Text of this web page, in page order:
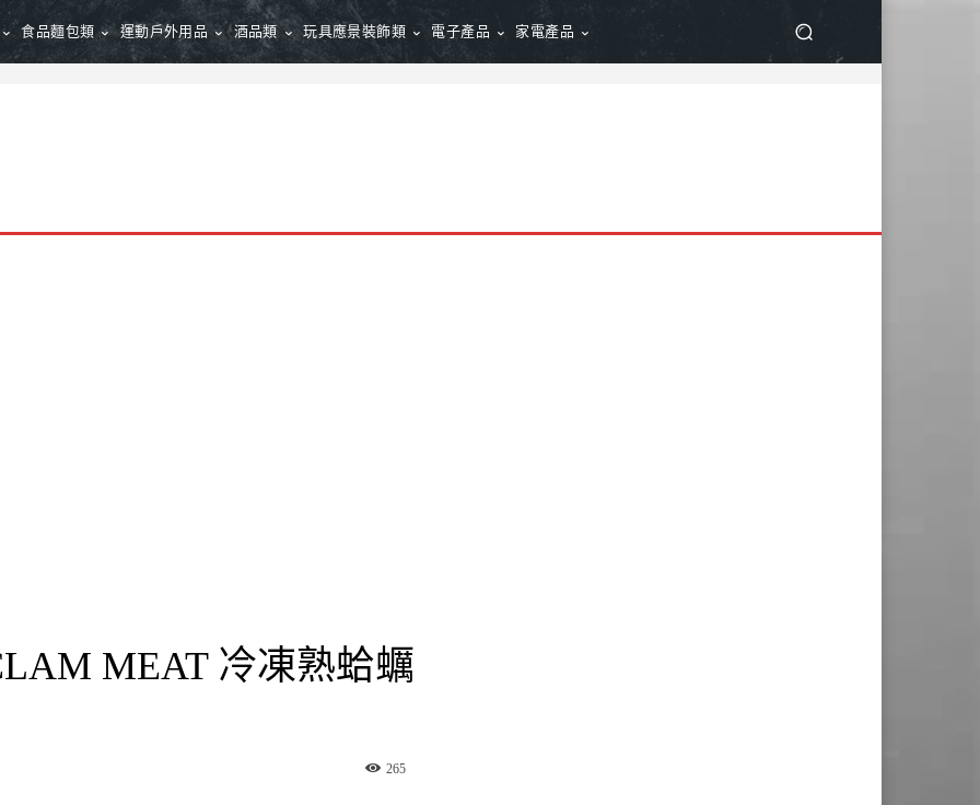
食品麵包類 運動戶外用品 酒品類 玩具應景裝飾類 電子產品 家電產品
MEAT 冷凍熟蛤蠣
265